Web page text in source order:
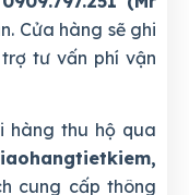
Cửa hàng sẽ ghi
tư vấn phí vận
hàng thu hộ qua
cung cấp thông